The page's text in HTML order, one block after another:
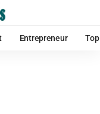
Entrepreneur